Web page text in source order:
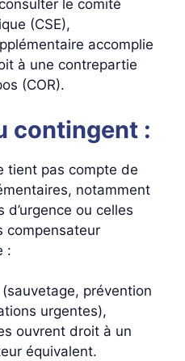
le comité
(CSE),
accomplie
à une contrepartie
(COR).
contingent :
tient pas compte de
notamment
ou celles
compensateur
:
(sauvetage, prévention
urgentes),
ouvrent droit à un
équivalent.